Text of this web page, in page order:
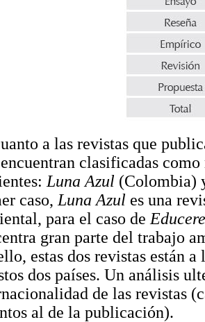
a las revistas que
clasificadas
Luna Azul (Colombia)
caso, Luna Azul es una
para el caso de Educere
gran parte del trabajo
estas dos revistas están
dos países. Un análisis
de las revistas
al de la publicación).